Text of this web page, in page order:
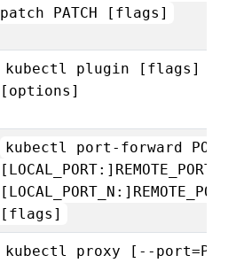
patch PATCH [flags]
kubectl plugin [flags]
[options]
kubectl port-forward POD
[flags]
kubectl proxy [--